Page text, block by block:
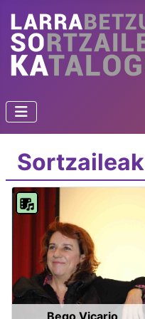
Sortzaileak
Bego Vicario